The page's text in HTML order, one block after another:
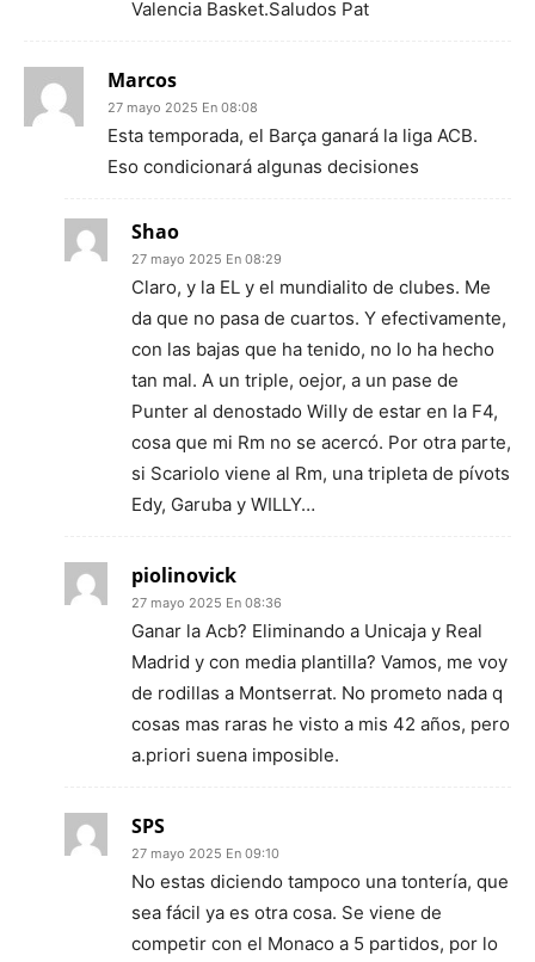
Valencia Basket.Saludos Pat
Marcos
27 mayo 2025 En 08:08
Esta temporada, el Barça ganará la liga ACB.
Eso condicionará algunas decisiones
Shao
27 mayo 2025 En 08:29
Claro, y la EL y el mundialito de clubes. Me
da que no pasa de cuartos. Y efectivamente,
con las bajas que ha tenido, no lo ha hecho
tan mal. A un triple, oejor, a un pase de
Punter al denostado Willy de estar en la F4,
cosa que mi Rm no se acercó. Por otra parte,
si Scariolo viene al Rm, una tripleta de pívots
Edy, Garuba y WILLY…
piolinovick
27 mayo 2025 En 08:36
Ganar la Acb? Eliminando a Unicaja y Real
Madrid y con media plantilla? Vamos, me voy
de rodillas a Montserrat. No prometo nada q
cosas mas raras he visto a mis 42 años, pero
a.priori suena imposible.
SPS
27 mayo 2025 En 09:10
No estas diciendo tampoco una tontería, que
sea fácil ya es otra cosa. Se viene de
competir con el Monaco a 5 partidos, por lo